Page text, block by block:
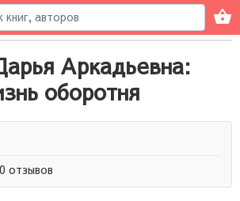
Аркадьевна:
оборотня
0 отзывов